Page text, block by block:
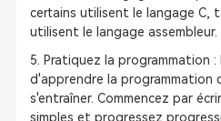
certains utilisent le langage C,
utilisent le langage assembleur.
5. Pratiquez la programmation :
d'apprendre la programmation
s'entraîner. Commencez par
simples et progressez